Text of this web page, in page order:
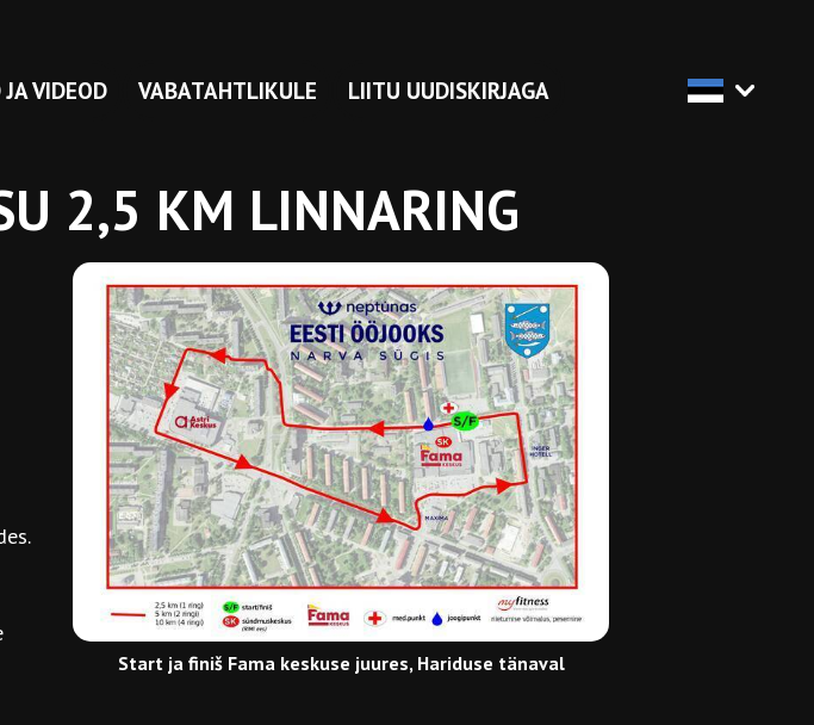
VIDEOD VABATAHTLIKULE LIITU UUDISKIRJAGA
2,5 KM LINNARING
Start ja finiš Fama keskuse juures, Hariduse tänaval